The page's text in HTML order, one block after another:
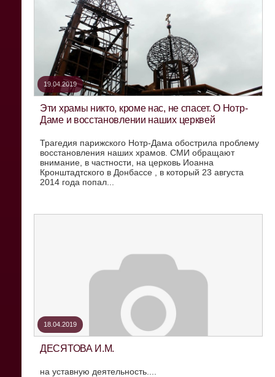
19.04.2019
Эти храмы никто, кроме нас, не спасет. О Нотр-
Даме и восстановлении наших церквей
Трагедия парижского Нотр-Дама обострила проблему
восстановления наших храмов. СМИ обращают
внимание, в частности, на церковь Иоанна
Кронштадтского в Донбассе , в который 23 августа
2014 года попал...
18.04.2019
ДЕСЯТОВА И.М.
на уставную деятельность....